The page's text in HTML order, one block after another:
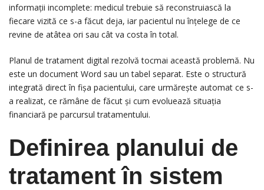
informații incomplete: medicul trebuie să reconstruiască la
fiecare vizită ce s-a făcut deja, iar pacientul nu înțelege de ce
revine de atâtea ori sau cât va costa în total.
Planul de tratament digital rezolvă tocmai această problemă. Nu
este un document Word sau un tabel separat. Este o structură
integrată direct în fișa pacientului, care urmărește automat ce s-
a realizat, ce rămâne de făcut și cum evoluează situația
financiară pe parcursul tratamentului.
Definirea planului de
tratament în sistem